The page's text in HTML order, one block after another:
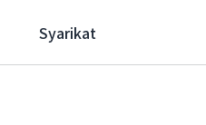
Syarikat